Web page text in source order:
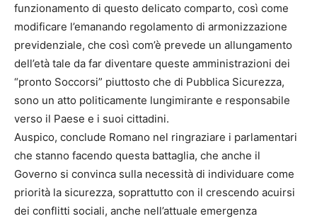
funzionamento di questo delicato comparto, così come
modificare l’emanando regolamento di armonizzazione
previdenziale, che così com’è prevede un allungamento
dell’età tale da far diventare queste amministrazioni dei
“pronto Soccorsi” piuttosto che di Pubblica Sicurezza,
sono un atto politicamente lungimirante e responsabile
verso il Paese e i suoi cittadini.
Auspico, conclude Romano nel ringraziare i parlamentari
che stanno facendo questa battaglia, che anche il
Governo si convinca sulla necessità di individuare come
priorità la sicurezza, soprattutto con il crescendo acuirsi
dei conflitti sociali, anche nell’attuale emergenza